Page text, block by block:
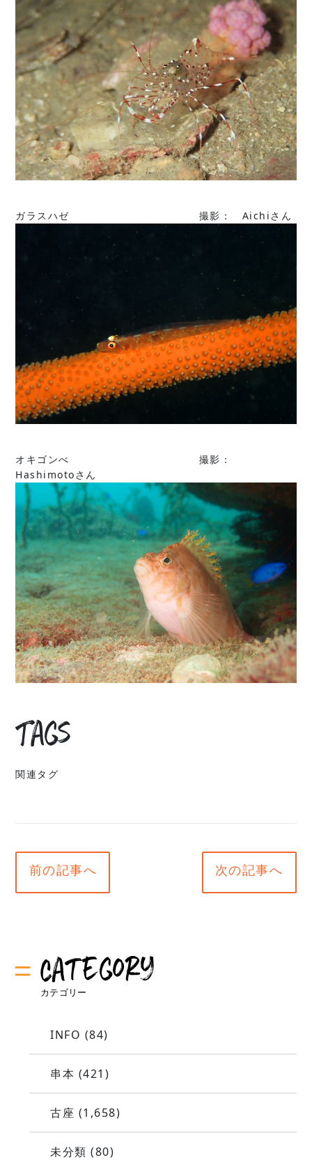
ガラスハゼ 撮影： Aichiさん
オキゴンべ 撮影：
Hashimotoさん
Tags
関連タグ
前の記事へ 次の記事へ
INFO (84)
串本 (421)
古座 (1,658)
未分類 (80)